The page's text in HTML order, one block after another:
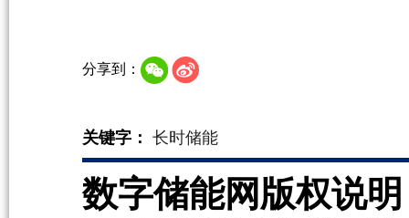
分享到：
关键字： 长时储能
数字储能网版权说